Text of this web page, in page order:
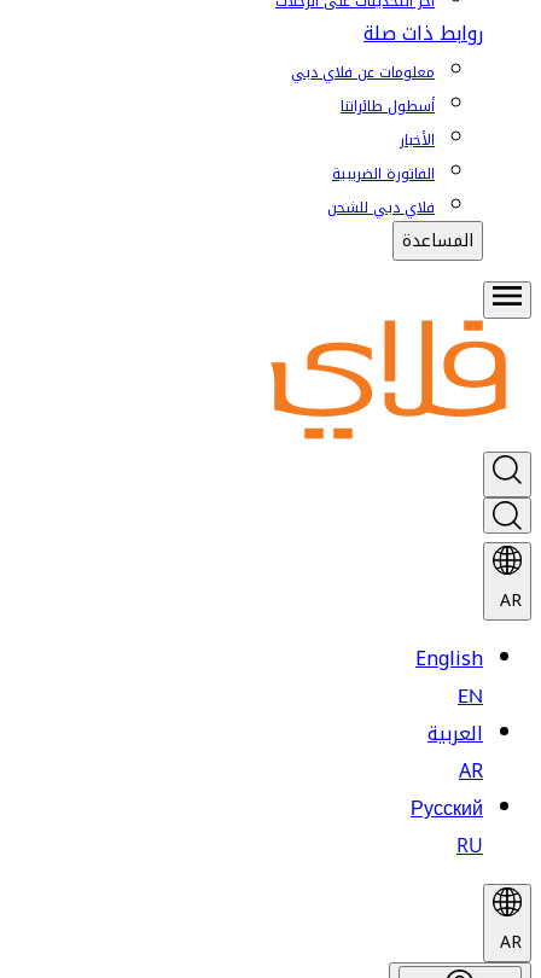
روابط ذات صلة
معلومات عن فلاي دبي
أسطول طائراتنا
الأخبار
الفاتورة الضريبية
فلاي دبي للشحن
المساعدة
AR
English
EN
العربية
AR
Русский
RU
AR